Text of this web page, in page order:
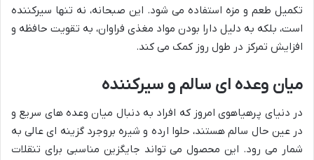
تکمیل طعم و مزه استفاده می شود. این صبحانه، نه تنها سیرکننده
است، بلکه به دلیل دارا بودن مواد مغذی فراوان، به تقویت حافظه و
افزایش تمرکز در طول روز کمک می کند.
میان وعده ای سالم و سیرکننده
در دنیای پرهیاهوی امروز که افراد به دنبال میان وعده های سریع و
در عین حال سالم هستند، حلوا ارده و شیره بروجرد گزینه ای عالی به
شمار می رود. این محصول می تواند جایگزین مناسبی برای تنقلات